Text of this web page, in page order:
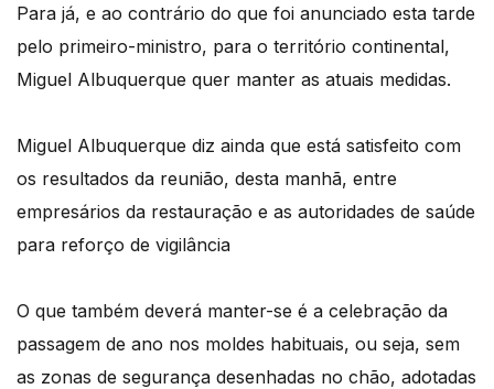
Para já, e ao contrário do que foi anunciado esta tarde
pelo primeiro-ministro, para o território continental,
Miguel Albuquerque quer manter as atuais medidas.
Miguel Albuquerque diz ainda que está satisfeito com
os resultados da reunião, desta manhã, entre
empresários da restauração e as autoridades de saúde
para reforço de vigilância
O que também deverá manter-se é a celebração da
passagem de ano nos moldes habituais, ou seja, sem
as zonas de segurança desenhadas no chão, adotadas